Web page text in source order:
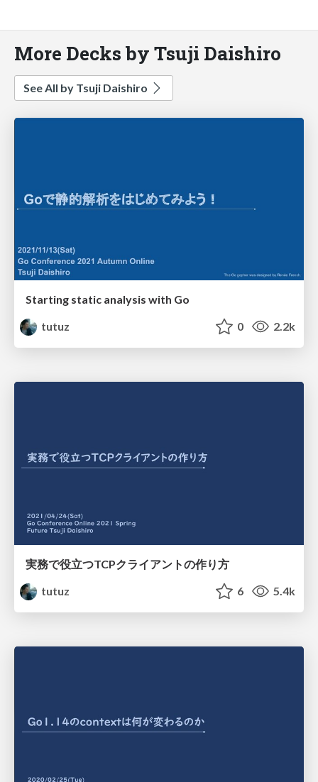
More Decks by Tsuji Daishiro
See All by Tsuji Daishiro
Starting static analysis with Go
tutuz
0 2.2k
実務で役立つTCPクライアントの作り方
tutuz
6 5.4k